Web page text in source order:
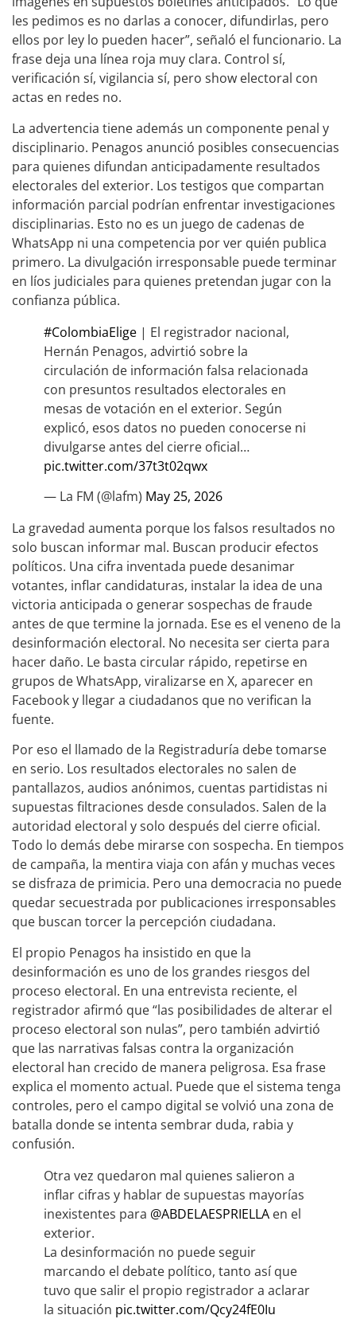
les pedimos es no darlas a conocer, difundirlas, pero
ellos por ley lo pueden hacer”, señaló el funcionario. La
frase deja una línea roja muy clara. Control sí,
verificación sí, vigilancia sí, pero show electoral con
actas en redes no.
La advertencia tiene además un componente penal y
disciplinario. Penagos anunció posibles consecuencias
para quienes difundan anticipadamente resultados
electorales del exterior. Los testigos que compartan
información parcial podrían enfrentar investigaciones
disciplinarias. Esto no es un juego de cadenas de
WhatsApp ni una competencia por ver quién publica
primero. La divulgación irresponsable puede terminar
en líos judiciales para quienes pretendan jugar con la
confianza pública.
#ColombiaElige | El registrador nacional,
Hernán Penagos, advirtió sobre la
circulación de información falsa relacionada
con presuntos resultados electorales en
mesas de votación en el exterior. Según
explicó, esos datos no pueden conocerse ni
divulgarse antes del cierre oficial…
pic.twitter.com/37t3t02qwx
— La FM (@lafm) May 25, 2026
La gravedad aumenta porque los falsos resultados no
solo buscan informar mal. Buscan producir efectos
políticos. Una cifra inventada puede desanimar
votantes, inflar candidaturas, instalar la idea de una
victoria anticipada o generar sospechas de fraude
antes de que termine la jornada. Ese es el veneno de la
desinformación electoral. No necesita ser cierta para
hacer daño. Le basta circular rápido, repetirse en
grupos de WhatsApp, viralizarse en X, aparecer en
Facebook y llegar a ciudadanos que no verifican la
fuente.
Por eso el llamado de la Registraduría debe tomarse
en serio. Los resultados electorales no salen de
pantallazos, audios anónimos, cuentas partidistas ni
supuestas filtraciones desde consulados. Salen de la
autoridad electoral y solo después del cierre oficial.
Todo lo demás debe mirarse con sospecha. En tiempos
de campaña, la mentira viaja con afán y muchas veces
se disfraza de primicia. Pero una democracia no puede
quedar secuestrada por publicaciones irresponsables
que buscan torcer la percepción ciudadana.
El propio Penagos ha insistido en que la
desinformación es uno de los grandes riesgos del
proceso electoral. En una entrevista reciente, el
registrador afirmó que “las posibilidades de alterar el
proceso electoral son nulas”, pero también advirtió
que las narrativas falsas contra la organización
electoral han crecido de manera peligrosa. Esa frase
explica el momento actual. Puede que el sistema tenga
controles, pero el campo digital se volvió una zona de
batalla donde se intenta sembrar duda, rabia y
confusión.
Otra vez quedaron mal quienes salieron a
inflar cifras y hablar de supuestas mayorías
inexistentes para @ABDELAESPRIELLA en el
exterior.
La desinformación no puede seguir
marcando el debate político, tanto así que
tuvo que salir el propio registrador a aclarar
la situación pic.twitter.com/Qcy24fE0Iu